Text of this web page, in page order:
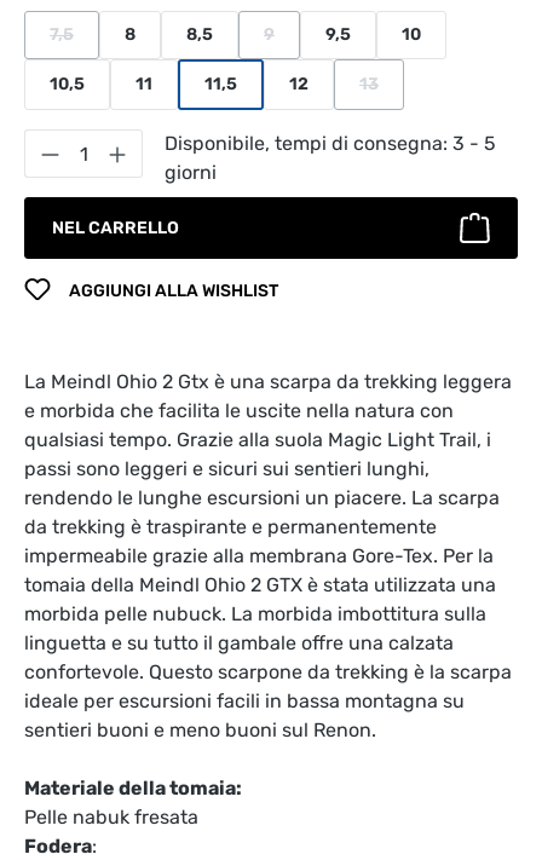
7,5
(Questa opzione non è al momento disponibile.)
8 8,5 9
(Questa opzione non è al momento
9,5 10
10,5 11 11,5 12 13
Quantità del prodotto: inserisci la
Disponibile, tempi di consegna: 3 - 5
giorni
NEL CARRELLO
AGGIUNGI ALLA WISHLIST
La Meindl Ohio 2 Gtx è una scarpa da trekking leggera
e morbida che facilita le uscite nella natura con
qualsiasi tempo. Grazie alla suola Magic Light Trail, i
passi sono leggeri e sicuri sui sentieri lunghi,
rendendo le lunghe escursioni un piacere. La scarpa
da trekking è traspirante e permanentemente
impermeabile grazie alla membrana Gore-Tex. Per la
tomaia della Meindl Ohio 2 GTX è stata utilizzata una
morbida pelle nubuck. La morbida imbottitura sulla
linguetta e su tutto il gambale offre una calzata
confortevole. Questo scarpone da trekking è la scarpa
ideale per escursioni facili in bassa montagna su
sentieri buoni e meno buoni sul Renon.
Materiale della tomaia:
Pelle nabuk fresata
Fodera: